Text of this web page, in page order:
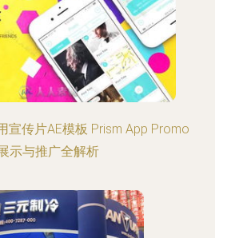
宣传片AE模板 Prism App Promo
示与推广全解析